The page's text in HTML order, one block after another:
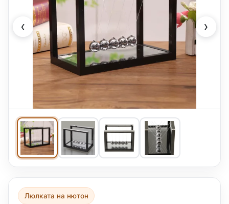
‹ ›
Люлката на нютон